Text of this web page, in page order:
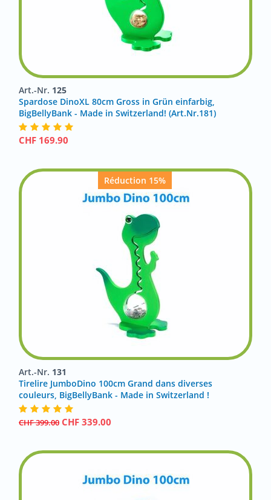
Art.-Nr. 125
Spardose DinoXL 80cm Gross in Grün einfarbig,
BigBellyBank - Made in Switzerland! (Art.Nr.181)
CHF 169.90
Réduction 15%
Art.-Nr. 131
Tirelire JumboDino 100cm Grand dans diverses
couleurs, BigBellyBank - Made in Switzerland !
CHF399.00 CHF 339.00